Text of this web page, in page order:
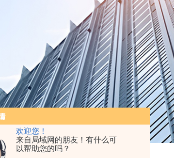
欢迎您！
来自局域网的朋友！有什么可
以帮助您的吗？